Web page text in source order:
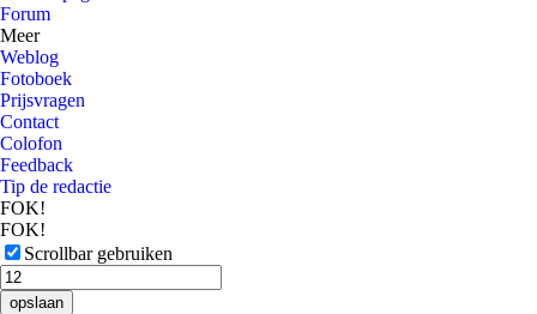
Forum
Meer
Weblog
Fotoboek
Prijsvragen
Contact
Colofon
Feedback
Tip de redactie
FOK!
FOK!
Scrollbar gebruiken
opslaan